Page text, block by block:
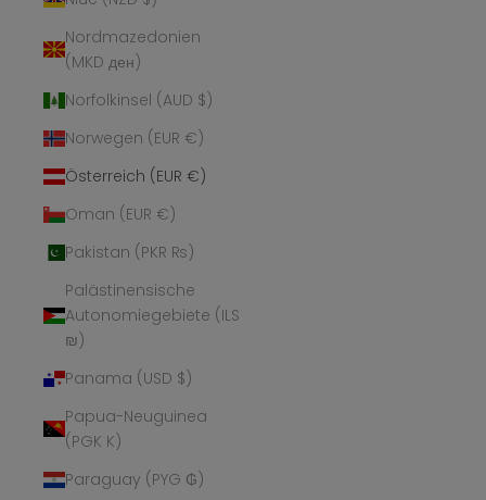
Nordmazedonien
(MKD ден)
Norfolkinsel (AUD $)
Norwegen (EUR €)
Österreich (EUR €)
Oman (EUR €)
Pakistan (PKR ₨)
Palästinensische
Autonomiegebiete (ILS
₪)
Panama (USD $)
Papua-Neuguinea
(PGK K)
Paraguay (PYG ₲)